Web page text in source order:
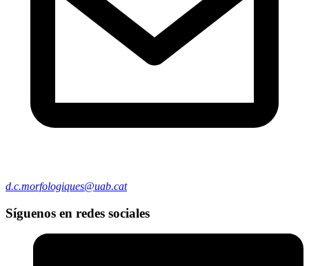
d.c.morfologiques@uab.cat
Síguenos en redes sociales